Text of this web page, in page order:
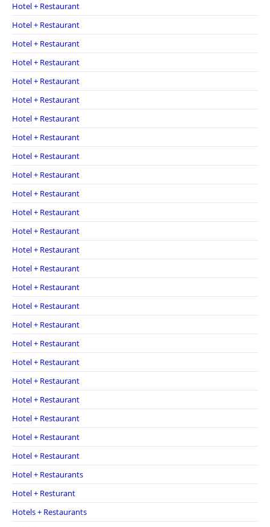
Hotel + Restaurant
Hotel + Restaurant
Hotel + Restaurant
Hotel + Restaurant
Hotel + Restaurant
Hotel + Restaurant
Hotel + Restaurant
Hotel + Restaurant
Hotel + Restaurant
Hotel + Restaurant
Hotel + Restaurant
Hotel + Restaurant
Hotel + Restaurant
Hotel + Restaurant
Hotel + Restaurant
Hotel + Restaurant
Hotel + Restaurant
Hotel + Restaurant
Hotel + Restaurant
Hotel + Restaurant
Hotel + Restaurant
Hotel + Restaurant
Hotel + Restaurant
Hotel + Restaurant
Hotel + Restaurant
Hotel + Restaurants
Hotel + Resturant
Hotels + Restaurants